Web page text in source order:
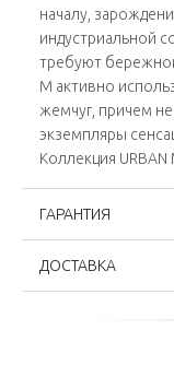
началу,
индустриальной
требуют
M активно
жемчуг, причем
экземпляры
Коллекция
ГАРАНТИЯ
ДОСТАВКА